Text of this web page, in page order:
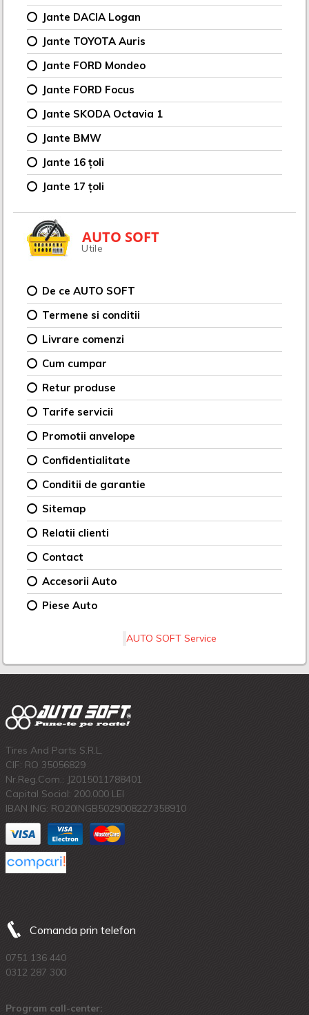
Jante DACIA Logan
Jante TOYOTA Auris
Jante FORD Mondeo
Jante FORD Focus
Jante SKODA Octavia 1
Jante BMW
Jante 16 țoli
Jante 17 țoli
AUTO SOFT
Utile
De ce AUTO SOFT
Termene si conditii
Livrare comenzi
Cum cumpar
Retur produse
Tarife servicii
Promotii anvelope
Confidentialitate
Conditii de garantie
Sitemap
Relatii clienti
Contact
Accesorii Auto
Piese Auto
AUTO SOFT Service
Tires And Parts S.R.L.
CIF: RO 35056829
Nr.Reg.Com.: J2015011788401
Capital Social: 200.000 LEI
IBAN ING: RO20INGB5029008227358910
Comanda prin telefon
0751 136 440
0312 287 300
Program call-center: